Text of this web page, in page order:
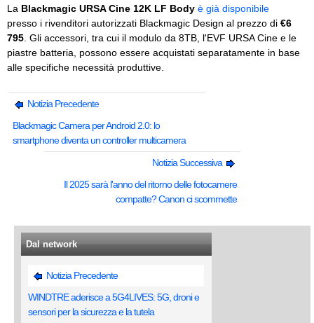
La Blackmagic URSA Cine 12K LF Body è già disponibile
presso i rivenditori autorizzati Blackmagic Design al prezzo di €6
795 . Gli accessori, tra cui il modulo da 8TB, l'EVF URSA Cine e le
piastre batteria, possono essere acquistati separatamente in base
alle specifiche necessità produttive.
Notizia Precedente
Blackmagic Camera per Android 2.0: lo
smartphone diventa un controller multicamera
Notizia Successiva
Il 2025 sarà l'anno del ritorno delle fotocamere
compatte? Canon ci scommette
Dal network
Notizia Precedente
WINDTRE aderisce a 5G4LIVES: 5G, droni e
sensori per la sicurezza e la tutela